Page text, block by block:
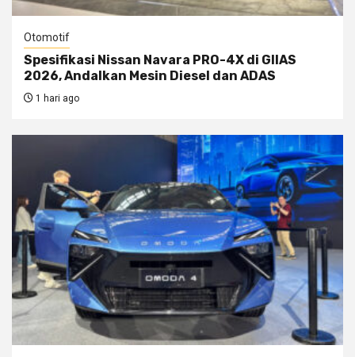
Otomotif
Spesifikasi Nissan Navara PRO-4X di GIIAS
2026, Andalkan Mesin Diesel dan ADAS
1 hari ago